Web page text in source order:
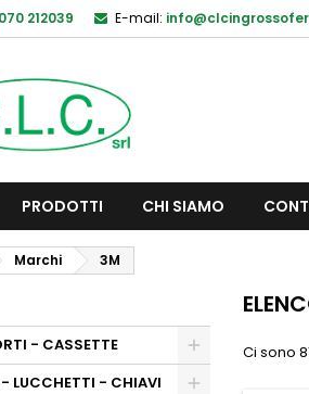
070 212039 E-mail:
PRODOTTI CHI SIAMO
Marchi 3M
- CASSETTE
LUCCHETTI - CHIAVI
Ci sono